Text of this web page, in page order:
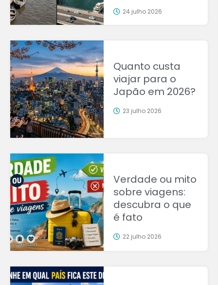
24 julho 2026
Quanto custa
viajar para o
Japão em 2026?
23 julho 2026
Verdade ou mito
sobre viagens:
descubra o que
é fato
22 julho 2026